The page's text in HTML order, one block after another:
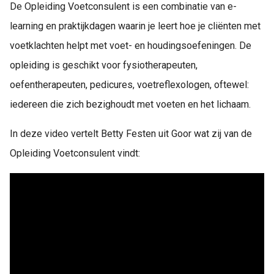
De Opleiding Voetconsulent is een combinatie van e-
learning en praktijkdagen waarin je leert hoe je cliënten met
voetklachten helpt met voet- en houdingsoefeningen. De
opleiding is geschikt voor fysiotherapeuten,
oefentherapeuten, pedicures, voetreflexologen, oftewel:
iedereen die zich bezighoudt met voeten en het lichaam.
In deze video vertelt Betty Festen uit Goor wat zij van de
Opleiding Voetconsulent vindt: